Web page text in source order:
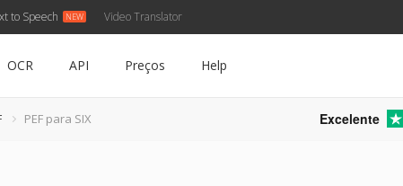
to Speech Video Translator
OCR API Preços Help
PEF para SIX Excelente